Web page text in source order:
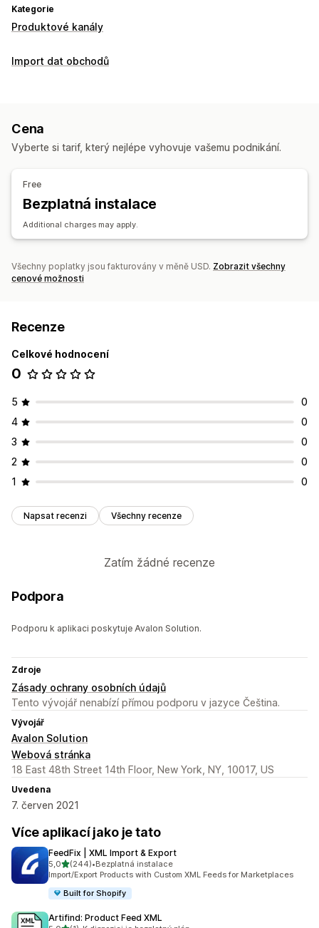
Kategorie
Produktové kanály
Import dat obchodů
Cena
Vyberte si tarif, který nejlépe vyhovuje vašemu podnikání.
Free
Bezplatná instalace
Additional charges may apply.
Všechny poplatky jsou fakturovány v měně USD. Zobrazit všechny
cenové možnosti
Recenze
Celkové hodnocení
0
5
0
4
0
3
0
2
0
1
0
Napsat recenzi Všechny recenze
Zatím žádné recenze
Podpora
Podporu k aplikaci poskytuje Avalon Solution.
Zdroje
Zásady ochrany osobních údajů
Tento vývojář nenabízí přímou podporu v jazyce Čeština.
Vývojář
Avalon Solution
Webová stránka
18 East 48th Street 14th Floor, New York, NY, 10017, US
Uvedena
7. červen 2021
Více aplikací jako je tato
FeedFix | XML Import & Export
5,0z 5 hvězd
(244)
Celkový počet recenzí: 244
•Bezplatná instalace
Import/Export Products with Custom XML Feeds for Marketplaces
Built for Shopify
Artifind: Product Feed XML